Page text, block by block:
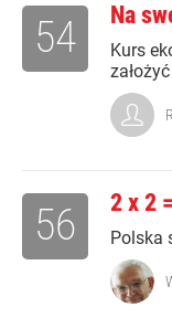
Na
Kurs
54
2 x 2
Polska
56